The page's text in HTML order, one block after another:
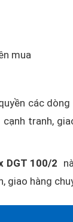
mua
các
tranh,
DGT 100/2
giao hàng